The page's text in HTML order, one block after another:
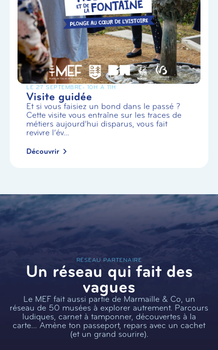
LE 27 SEPTEMBRE- 10H À 11H
Visite guidée
Et si vous faisiez un bond dans le passé ?
Cette visite vous entraîne sur les traces de
métiers aujourd’hui disparus, vous fait
revivre l’év...
Découvrir
RÉSEAU PARTENAIRE
Un réseau qui fait des
vagues
Le MEF fait aussi partie de Marmaille & Co, un
réseau de 50 musées à explorer autrement. Parcours
ludiques, carnet à tamponner, découvertes à la
carte… Amène ton passeport, repars avec un cachet
(et un grand sourire).